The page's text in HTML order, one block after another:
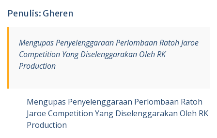
Penulis: Gheren
Mengupas Penyelenggaraan Perlombaan Ratoh Jaroe
Competition Yang Diselenggarakan Oleh RK
Production
Mengupas Penyelenggaraan Perlombaan Ratoh
Jaroe Competition Yang Diselenggarakan Oleh RK
Production